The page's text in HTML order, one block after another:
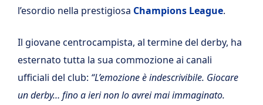
l’esordio nella prestigiosa Champions League.
Il giovane centrocampista, al termine del derby, ha
esternato tutta la sua commozione ai canali
ufficiali del club: “L’emozione è indescrivibile. Giocare
un derby… fino a ieri non lo avrei mai immaginato.